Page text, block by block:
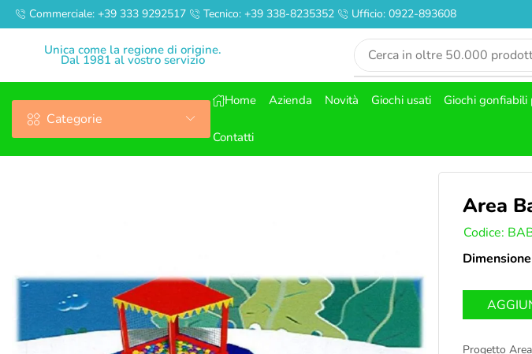
Commerciale: +39 333 9292517 Tecnico: +39 338-8235352 Ufficio: 0922-893608
Unica come la regione di origine.
Dal 1981 al vostro servizio
Categorie
Home Azienda Novità Giochi usati Giochi
Contatti
Area
Codice:
Dimensione
Progetto